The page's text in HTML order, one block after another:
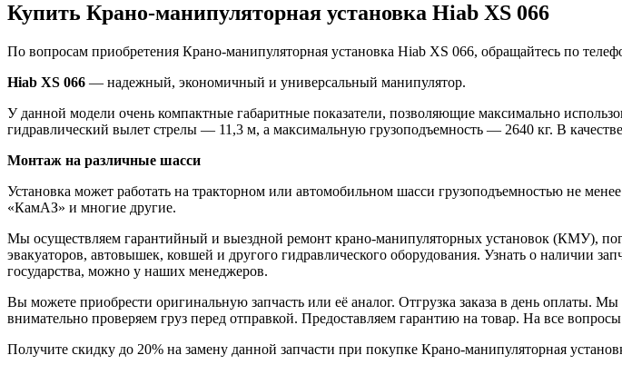
Купить Крано-манипуляторная установка Hiab XS 066
По вопросам приобретения Крано-манипуляторная установка Hiab XS 066, обращайтесь по
Hiab XS 066 — надежный, экономичный и универсальный манипулятор.
У данной модели очень компактные габаритные показатели, позволяющие максимально
гидравлический вылет стрелы — 11,3 м, а максимальную грузоподъемность — 2640 кг. В
Монтаж на различные шасси
Установка может работать на тракторном или автомобильном шасси грузоподъемностью не
«КамАЗ» и многие другие.
Мы осуществляем гарантийный и выездной ремонт крано-манипуляторных установок (КМУ),
эвакуаторов, автовышек, ковшей и другого гидравлического оборудования. Узнать о наличии
государства, можно у наших менеджеров.
Вы можете приобрести оригинальную запчасть или её аналог. Отгрузка заказа в день оплаты.
внимательно проверяем груз перед отправкой. Предоставляем гарантию на товар. На все
Получите скидку до 20% на замену данной запчасти при покупке Крано-манипуляторная